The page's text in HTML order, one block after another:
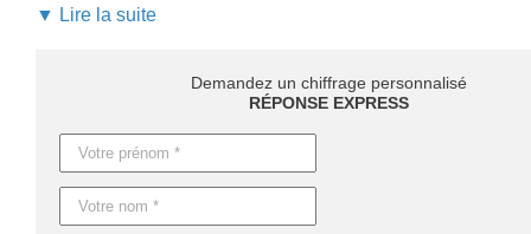
Profitez de notre expertise
Les délais de livraison sont flexibles: comptez 4 jours ouvrables
Sur demande, nous proposons également une option de production
Contactez-nous dès maintenant et demandez votredevis rapide et
grâce à ce produit unique et pratique.
Caractéristiques du produit :
Référence : IT3866
Nom : EURING
Dimensions : 7X3,5X0,5 CM
▼ Lire la suite
Demandez un chiffrage personnalisé
RÉPONSE EXPRESS